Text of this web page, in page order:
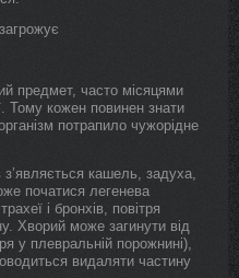
предмет, часто місяцями
Тому кожен повинен знати
потрапило чужорідне
кашель, задуха,
початися легенева
і бронхів, повітря
Хворий може загинути від
у плевральній порожнині),
видаляти частину